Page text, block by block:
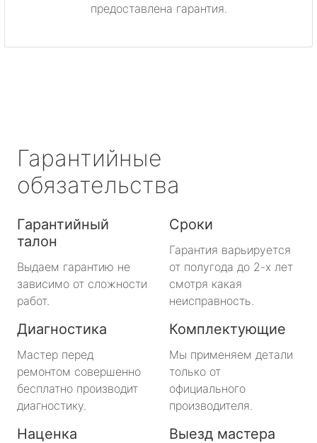
предоставлена гарантия.
Гарантийные
обязательства
Гарантийный
талон
Выдаем гарантию не
зависимо от сложности
работ.
Сроки
Гарантия варьируется
от полугода до 2-х лет
смотря какая
неисправность.
Диагностика
Мастер перед
ремонтом совершенно
бесплатно производит
диагностику.
Комплектующие
Мы применяем детали
только от
официального
производителя.
Наценка Выезд мастера